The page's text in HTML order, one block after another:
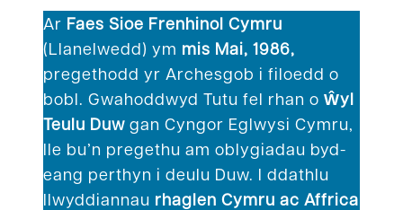
Ar Faes Sioe Frenhinol Cymru
(Llanelwedd) ym mis Mai, 1986,
pregethodd yr Archesgob i filoedd o
bobl. Gwahoddwyd Tutu fel rhan o Ŵyl
Teulu Duw gan Cyngor Eglwysi Cymru,
lle bu’n pregethu am oblygiadau byd-
eang perthyn i deulu Duw. I ddathlu
llwyddiannau rhaglen Cymru ac Affrica